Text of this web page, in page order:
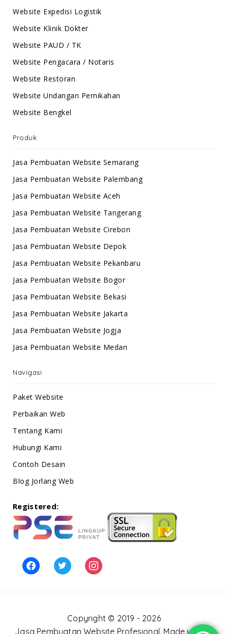
Website Expedisi Logistik
Website Klinik Dokter
Website PAUD / TK
Website Pengacara / Notaris
Website Restoran
Website Undangan Pernikahan
Website Bengkel
Produk
Jasa Pembuatan Website Semarang
Jasa Pembuatan Website Palembang
Jasa Pembuatan Website Aceh
Jasa Pembuatan Website Tangerang
Jasa Pembuatan Website Cirebon
Jasa Pembuatan Website Depok
Jasa Pembuatan Website Pekanbaru
Jasa Pembuatan Website Bogor
Jasa Pembuatan Website Bekasi
Jasa Pembuatan Website Jakarta
Jasa Pembuatan Website Jogja
Jasa Pembuatan Website Medan
Navigasi
Paket Website
Perbaikan Web
Tentang Kami
Hubungi Kami
Contoh Desain
Blog Jorlang Web
Registered:
facebooktwitter instagram
Copyright © 2019 - 2026
Jasa Pembuatan Website Profesional. Made with ❤️